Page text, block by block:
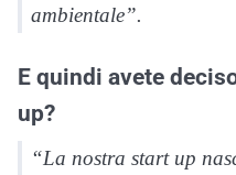
ambientale”.
E quindi avete
up?
“La nostra start up